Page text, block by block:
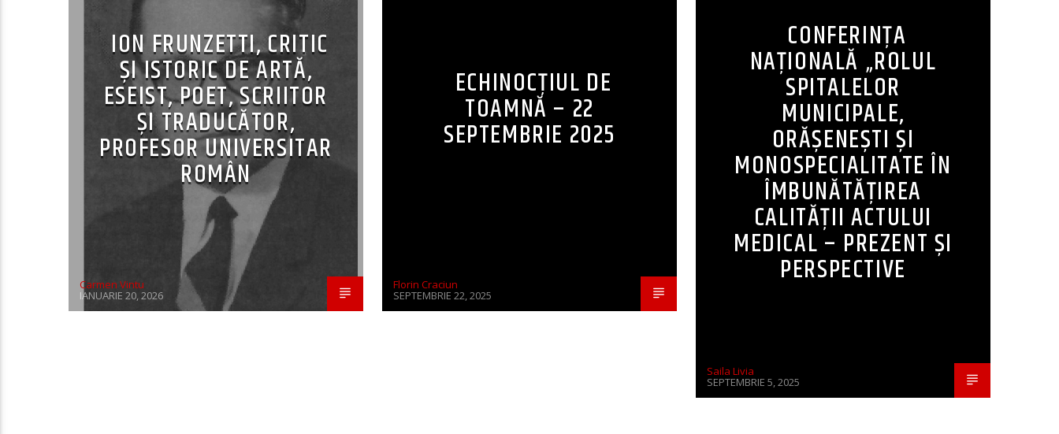
ION FRUNZETTI, CRITIC
ȘI ISTORIC DE ARTĂ,
ESEIST, POET, SCRIITOR
ȘI TRADUCĂTOR,
PROFESOR UNIVERSITAR
ROMÂN
Carmen Vintu
IANUARIE 20, 2026
ECHINOCȚIUL DE
TOAMNĂ – 22
SEPTEMBRIE 2025
Florin Craciun
SEPTEMBRIE 22, 2025
CONFERINȚA
NAȚIONALĂ „ROLUL
SPITALELOR
MUNICIPALE,
ORĂȘENEȘTI ȘI
MONOSPECIALITATE ÎN
ÎMBUNĂTĂȚIREA
CALITĂȚII ACTULUI
MEDICAL – PREZENT ȘI
PERSPECTIVE
Saila Livia
SEPTEMBRIE 5, 2025